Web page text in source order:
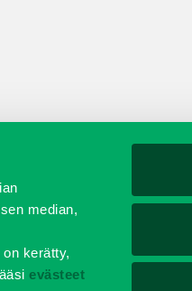
median,
kerätty,
evästeet